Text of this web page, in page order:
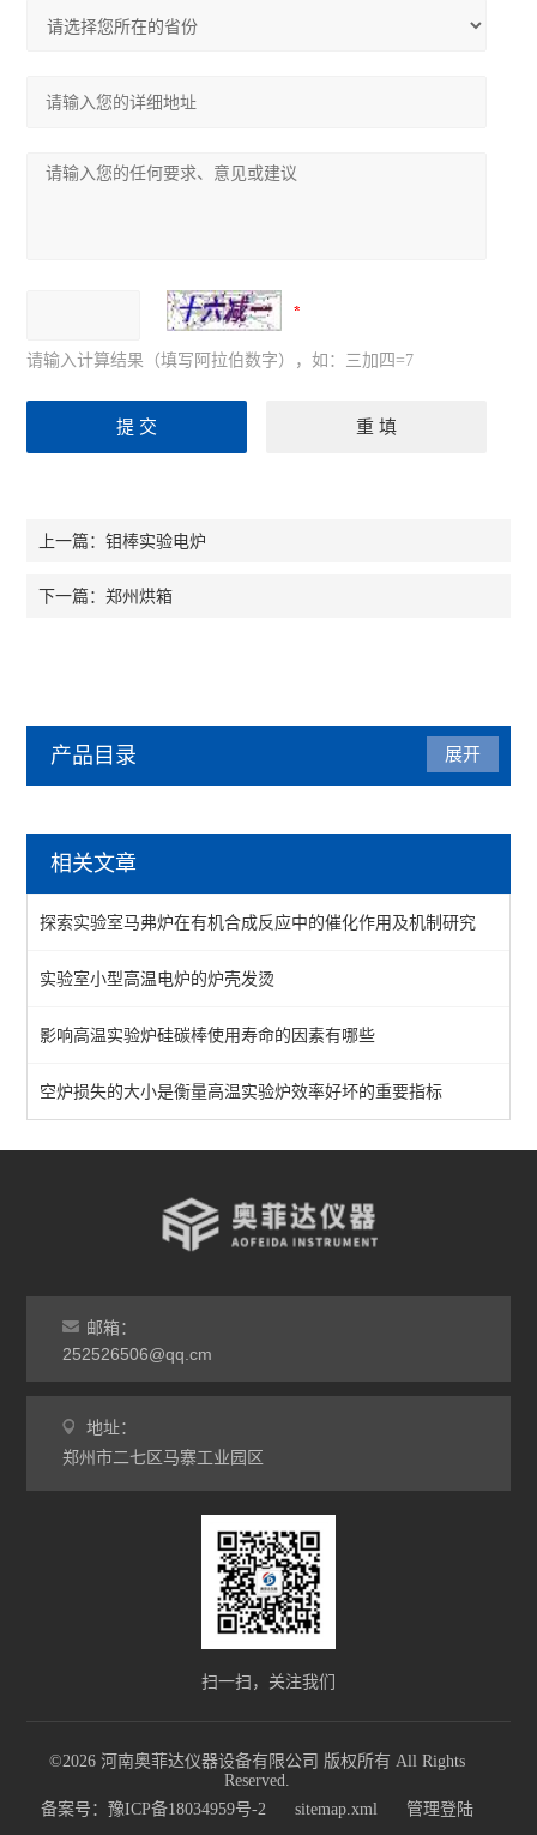
请输入计算结果（填写阿拉伯数字），如：三加四=7
上一篇：钼棒实验电炉
下一篇：郑州烘箱
产品目录
陶瓷纤维马弗炉
箱式马弗炉
分体式马弗炉
实验室马弗炉
箱式高温炉
灰分马弗炉
非标定做马弗炉
工业马弗炉
查看全部 >>
展开
相关文章
探索实验室马弗炉在有机合成反应中的催化作用及机制研究
实验室小型高温电炉的炉壳发烫
影响高温实验炉硅碳棒使用寿命的因素有哪些
空炉损失的大小是衡量高温实验炉效率好坏的重要指标
邮箱：
252526506@qq.cm
地址：
郑州市二七区马寨工业园区
扫一扫，关注我们
©2026 河南奥菲达仪器设备有限公司 版权所有 All Rights
Reserved.
备案号：豫ICP备18034959号-2
sitemap.xml 管理登陆